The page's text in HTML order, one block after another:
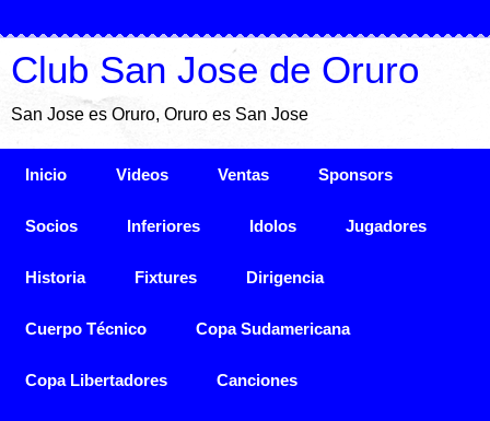
Club San Jose de Oruro
San Jose es Oruro, Oruro es San Jose
Inicio Videos Ventas Sponsors
Socios Inferiores Idolos Jugadores
Historia Fixtures Dirigencia
Cuerpo Técnico Copa Sudamericana
Copa Libertadores Canciones